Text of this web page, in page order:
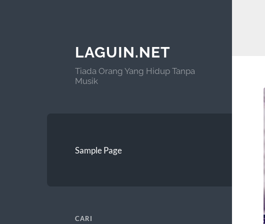
LAGUIN.NET
Tiada Orang Yang Hidup Tanpa
Musik
Sample Page
CARI